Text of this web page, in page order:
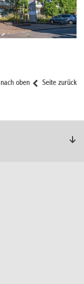
Seite zurück
nach oben